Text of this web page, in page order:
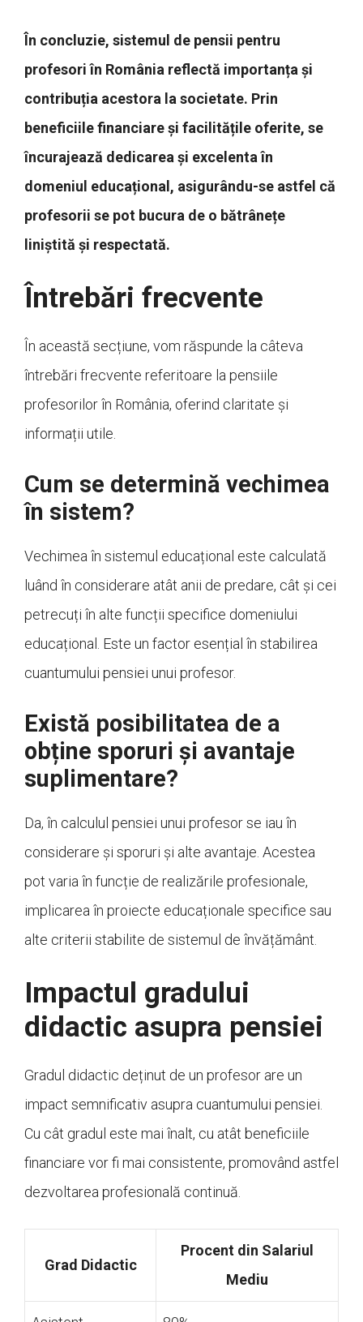
În concluzie, sistemul de pensii pentru
profesori în România reflectă importanța și
contribuția acestora la societate. Prin
beneficiile financiare și facilitățile oferite, se
încurajează dedicarea și excelenta în
domeniul educațional, asigurându-se astfel că
profesorii se pot bucura de o bătrânețe
liniștită și respectată.
Întrebări frecvente
În această secțiune, vom răspunde la câteva
întrebări frecvente referitoare la pensiile
profesorilor în România, oferind claritate și
informații utile.
Cum se determină vechimea
în sistem?
Vechimea în sistemul educațional este calculată
luând în considerare atât anii de predare, cât și cei
petrecuți în alte funcții specifice domeniului
educațional. Este un factor esențial în stabilirea
cuantumului pensiei unui profesor.
Există posibilitatea de a
obține sporuri și avantaje
suplimentare?
Da, în calculul pensiei unui profesor se iau în
considerare și sporuri și alte avantaje. Acestea
pot varia în funcție de realizările profesionale,
implicarea în proiecte educaționale specifice sau
alte criterii stabilite de sistemul de învățământ.
Impactul gradului
didactic asupra pensiei
Gradul didactic deținut de un profesor are un
impact semnificativ asupra cuantumului pensiei.
Cu cât gradul este mai înalt, cu atât beneficiile
financiare vor fi mai consistente, promovând astfel
dezvoltarea profesională continuă.
Grad Didactic
Procent din Salariul
Mediu